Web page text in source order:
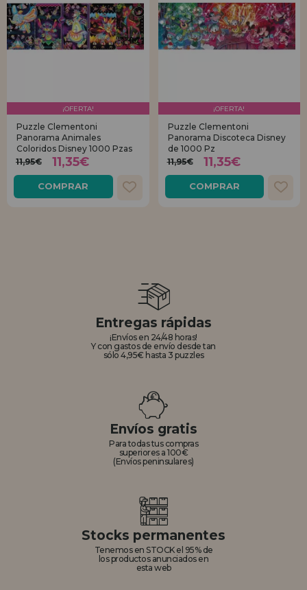
¡OFERTA!
Puzzle Clementoni
Panorama Animales
Coloridos Disney 1000 Pzas
11,95€
11,35€
COMPRAR
¡OFERTA!
Puzzle Clementoni
Panorama Discoteca Disney
de 1000 Pz
11,95€
11,35€
COMPRAR
Entregas rápidas
¡Envíos en 24/48 horas!
Y con gastos de envío desde tan
sólo 4,95€ hasta 3 puzzles
Envíos gratis
Para todas tus compras
superiores a 100€
(Envíos peninsulares)
Stocks permanentes
Tenemos en STOCK el 95% de
los productos anunciados en
esta web